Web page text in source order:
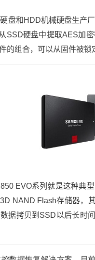
盘和HDD机械硬盘生产
SSD硬盘中提取AES加
的组合，可以从固件被锁
EVO系列就是这种典
NAND Flash存储器，
据拷贝到SSD以后长时